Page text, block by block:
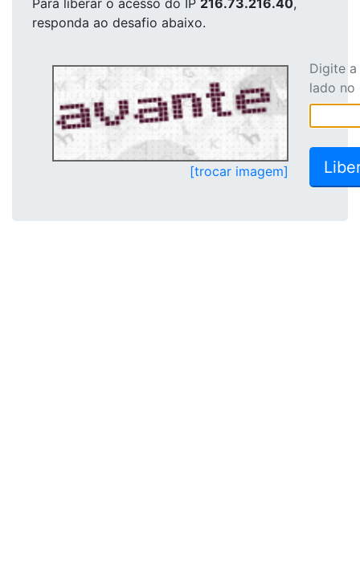
Para liberar o acesso do IP 216.73.216.40,
responda ao desafio abaixo.
[trocar imagem]
Digite
lado no